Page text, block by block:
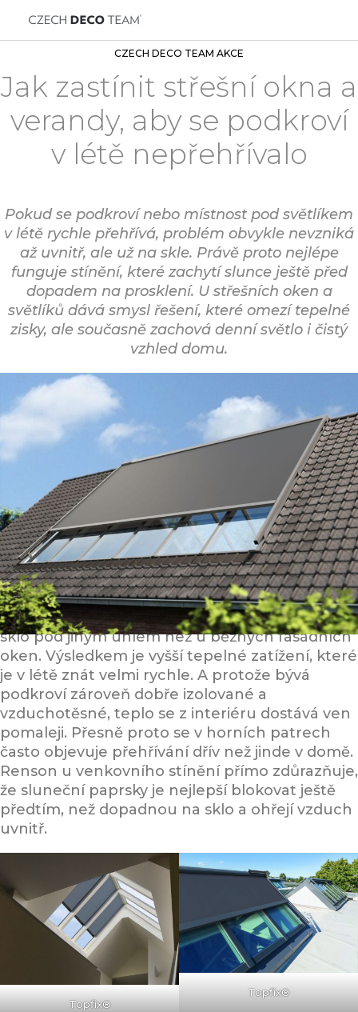
CZECH DECO TEAM AKCE
Jak zastínit střešní okna a
verandy, aby se podkroví
v létě nepřehřívalo
Pokud se podkroví nebo místnost pod světlíkem
v létě rychle přehřívá, problém obvykle nevzniká
až uvnitř, ale už na skle. Právě proto nejlépe
funguje stínění, které zachytí slunce ještě před
dopadem na prosklení. U střešních oken a
světlíků dává smysl řešení, které omezí tepelné
zisky, ale současně zachová denní světlo i čistý
vzhled domu.
Proč se podkroví v létě zahřívá rychleji
než zbytek domu
U střešních oken a verand dopadá slunce na
sklo pod jiným úhlem než u běžných fasádních
oken. Výsledkem je vyšší tepelné zatížení, které
je v létě znát velmi rychle. A protože bývá
podkroví zároveň dobře izolované a
vzduchotěsné, teplo se z interiéru dostává ven
pomaleji. Přesně proto se v horních patrech
často objevuje přehřívání dřív než jinde v domě.
Renson u venkovního stínění přímo zdůrazňuje,
že sluneční paprsky je nejlepší blokovat ještě
předtím, než dopadnou na sklo a ohřejí vzduch
uvnitř.
Topfix®
Topfix®